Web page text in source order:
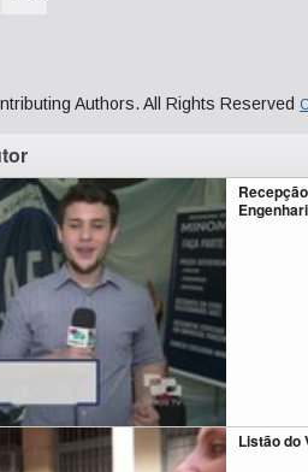
Authors. All Rights Reserved
Listão do